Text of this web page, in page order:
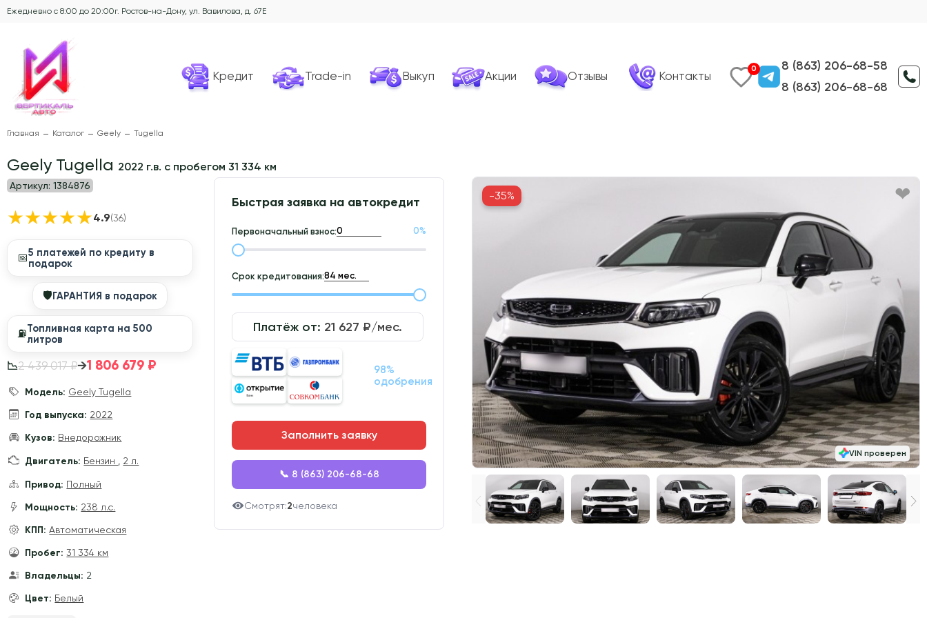
Ежедневно с 8:00 до 20:00г. Ростов-на-Дону, ул. Вавилова, д. 67Е
Кредит Trade-in Выкуп Акции Отзывы Контакты
0
8 (863) 206-68-58
8 (863) 206-68-68
Главная Каталог Geely Tugella
Geely Tugella 2022 г.в. с пробегом 31 334 км
Артикул: 1384876
★★★★★4.9(36)
📅5 платежей по кредиту в
подарок
🛡ГАРАНТИЯ в подарок
⛽️Топливная карта на 500
литров
📉2 439 017 ₽→1 806 679 ₽
Модель: Geely Tugella
Год выпуска: 2022
Кузов: Внедорожник
Двигатель: Бензин 2 л.
Привод: Полный
Мощность: 238 л.с.
КПП: Автоматическая
Пробег: 31 334 км
Владельцы: 2
Цвет: Белый
Быстрая заявка на автокредит
Первоначальный взнос: 0%
Срок кредитования:
Платёж от: 21 627 ₽/мес.
98%
одобрения
Заполнить заявку
📞 8 (863) 206-68-68
Смотрят:2человека
VIN проверен
-35%